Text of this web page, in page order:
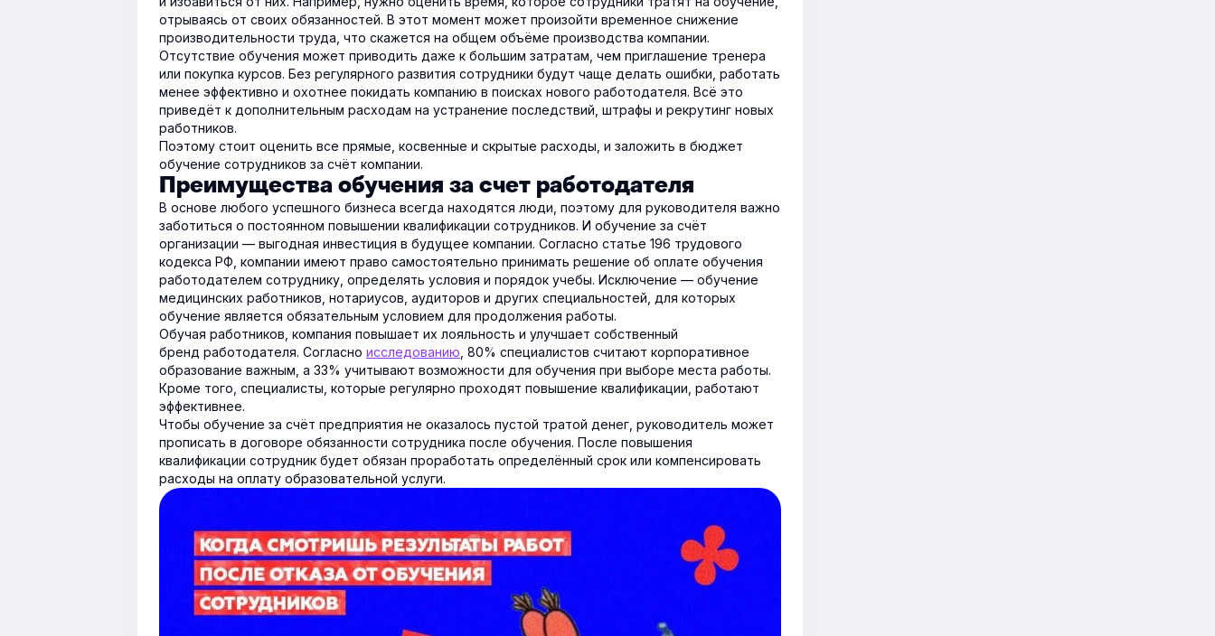
отрываясь от своих обязанностей. В этот момент может произойти временное снижение
производительности труда, что скажется на общем объёме производства компании.
Отсутствие обучения может приводить даже к большим затратам, чем приглашение тренера
или покупка курсов. Без регулярного развития сотрудники будут чаще делать ошибки, работать
менее эффективно и охотнее покидать компанию в поисках нового работодателя. Всё это
приведёт к дополнительным расходам на устранение последствий, штрафы и рекрутинг новых
работников.
Поэтому стоит оценить все прямые, косвенные и скрытые расходы, и заложить в бюджет
обучение сотрудников за счёт компании.
Преимущества обучения за счет работодателя
В основе любого успешного бизнеса всегда находятся люди, поэтому для руководителя важно
заботиться о постоянном повышении квалификации сотрудников. И обучение за счёт
организации — выгодная инвестиция в будущее компании. Согласно статье 196 трудового
кодекса РФ, компании имеют право самостоятельно принимать решение об оплате обучения
работодателем сотруднику, определять условия и порядок учебы. Исключение — обучение
медицинских работников, нотариусов, аудиторов и других специальностей, для которых
обучение является обязательным условием для продолжения работы.
Обучая работников, компания повышает их лояльность и улучшает собственный
бренд работодателя. Согласно исследованию , 80% специалистов считают корпоративное
образование важным, а 33% учитывают возможности для обучения при выборе места работы.
Кроме того, специалисты, которые регулярно проходят повышение квалификации, работают
эффективнее.
Чтобы обучение за счёт предприятия не оказалось пустой тратой денег, руководитель может
прописать в договоре обязанности сотрудника после обучения. После повышения
квалификации сотрудник будет обязан проработать определённый срок или компенсировать
расходы на оплату образовательной услуги.